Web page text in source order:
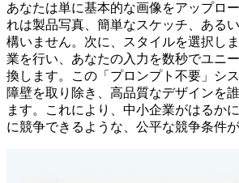
あなたは単に基本的な画像をアップロ
れは製品写真、簡単なスケッチ、ある
構いません。次に、スタイルを選択し
業を行い、あなたの入力を数秒でユニ
換します。この「プロンプト不要」シ
障壁を取り除き、高品質なデザインを
ます。これにより、中小企業がはるか
に競争できるような、公平な競争条件が